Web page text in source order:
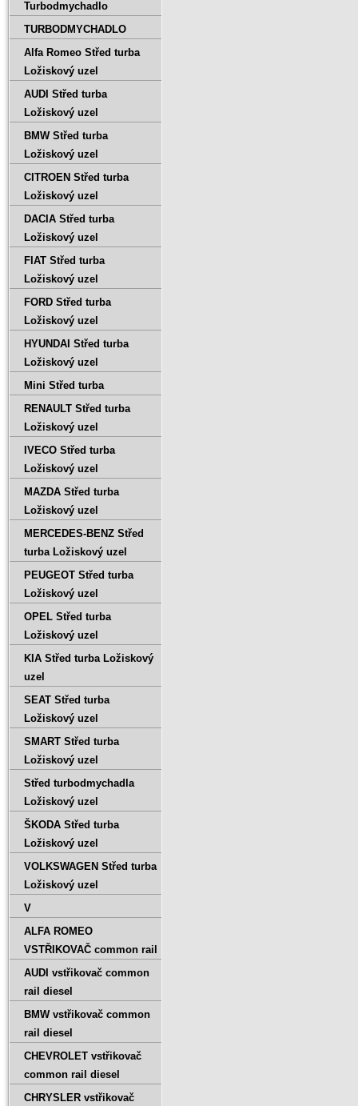
Turbodmychadlo
TURBODMYCHADLO
Alfa Romeo Střed turba
Ložiskový uzel
AUDI Střed turba
Ložiskový uzel
BMW Střed turba
Ložiskový uzel
CITROEN Střed turba
Ložiskový uzel
DACIA Střed turba
Ložiskový uzel
FIAT Střed turba
Ložiskový uzel
FORD Střed turba
Ložiskový uzel
HYUNDAI Střed turba
Ložiskový uzel
Mini Střed turba
RENAULT Střed turba
Ložiskový uzel
IVECO Střed turba
Ložiskový uzel
MAZDA Střed turba
Ložiskový uzel
MERCEDES-BENZ Střed
turba Ložiskový uzel
PEUGEOT Střed turba
Ložiskový uzel
OPEL Střed turba
Ložiskový uzel
KIA Střed turba Ložiskový
uzel
SEAT Střed turba
Ložiskový uzel
SMART Střed turba
Ložiskový uzel
Střed turbodmychadla
Ložiskový uzel
ŠKODA Střed turba
Ložiskový uzel
VOLKSWAGEN Střed turba
Ložiskový uzel
V
ALFA ROMEO
VSTŘIKOVAČ common rail
AUDI vstřikovač common
rail diesel
BMW vstřikovač common
rail diesel
CHEVROLET vstřikovač
common rail diesel
CHRYSLER vstřikovač